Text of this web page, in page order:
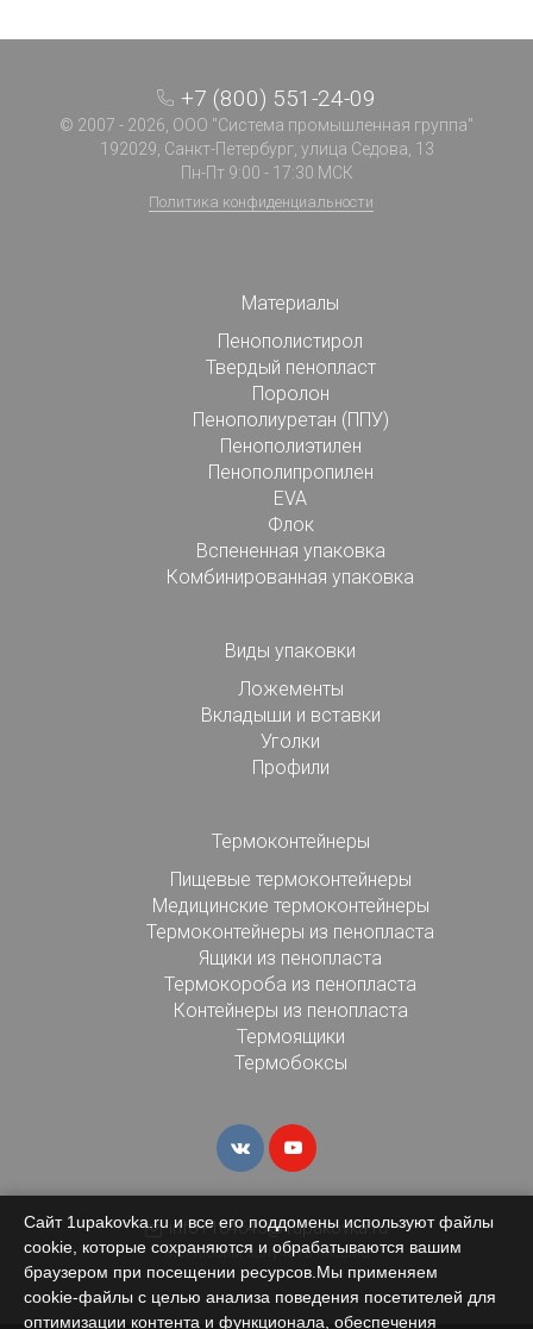
+7 (800) 551-24-09
© 2007 - 2026, ООО "Система промышленная группа"
192029, Санкт-Петербург, улица Седова, 13
Пн-Пт 9:00 - 17:30 МСК
Политика конфиденциальности
Материалы
Пенополистирол
Твердый пенопласт
Поролон
Пенополиуретан (ППУ)
Пенополиэтилен
Пенополипропилен
EVA
Флок
Вспененная упаковка
Комбинированная упаковка
Виды упаковки
Ложементы
Вкладыши и вставки
Уголки
Профили
Термоконтейнеры
Пищевые термоконтейнеры
Медицинские термоконтейнеры
Термоконтейнеры из пенопласта
Ящики из пенопласта
Термокороба из пенопласта
Контейнеры из пенопласта
Термоящики
Термобоксы
info+164645@1upakovka.ru
Мы любим получать письма
Сайт 1upakovka.ru и все его поддомены используют файлы
cookie, которые сохраняются и обрабатываются вашим
браузером при посещении ресурсов.Мы применяем
cookie‑файлы с целью анализа поведения посетителей для
оптимизации контента и функционала, обеспечения